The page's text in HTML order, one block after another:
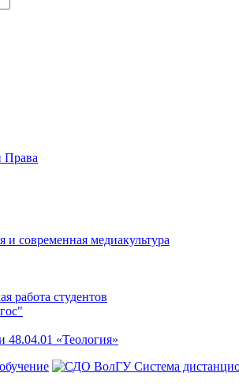
Права
и современная медиакультура
работа студентов
48.04.01 «Теология»
Система